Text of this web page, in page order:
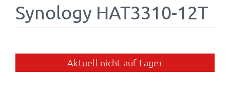
Synology HAT3310-12T
Aktuell nicht auf Lager